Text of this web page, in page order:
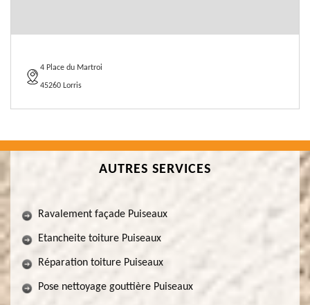
4 Place du Martroi
45260 Lorris
AUTRES SERVICES
Ravalement façade Puiseaux
Etancheite toiture Puiseaux
Réparation toiture Puiseaux
Pose nettoyage gouttière Puiseaux